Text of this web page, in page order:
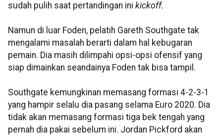
sudah pulih saat pertandingan ini kickoff.
Namun di luar Foden, pelatih Gareth Southgate tak
mengalami masalah berarti dalam hal kebugaran
pemain. Dia masih dilimpahi opsi-opsi ofensif yang
siap dimainkan seandainya Foden tak bisa tampil.
Southgate kemungkinan memasang formasi 4-2-3-1
yang hampir selalu dia pasang selama Euro 2020. Dia
tidak akan memasang formasi tiga bek tengah yang
pernah dia pakai sebelum ini. Jordan Pickford akan